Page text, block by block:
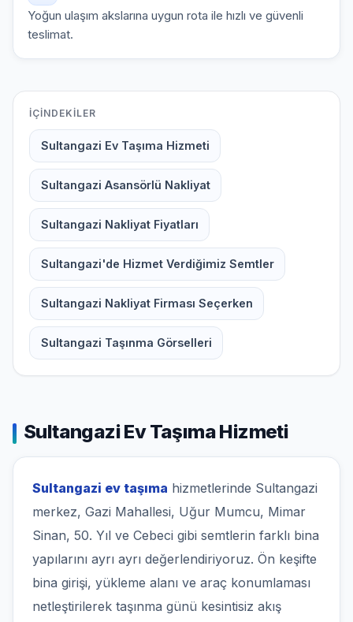
Yoğun ulaşım akslarına uygun rota ile hızlı ve güvenli
teslimat.
İÇINDEKILER
Sultangazi Ev Taşıma Hizmeti
Sultangazi Asansörlü Nakliyat
Sultangazi Nakliyat Fiyatları
Sultangazi'de Hizmet Verdiğimiz Semtler
Sultangazi Nakliyat Firması Seçerken
Sultangazi Taşınma Görselleri
Sultangazi Ev Taşıma Hizmeti
Sultangazi ev taşıma hizmetlerinde Sultangazi
merkez, Gazi Mahallesi, Uğur Mumcu, Mimar
Sinan, 50. Yıl ve Cebeci gibi semtlerin farklı bina
yapılarını ayrı ayrı değerlendiriyoruz. Ön keşifte
bina girişi, yükleme alanı ve araç konumlaması
netleştirilerek taşınma günü kesintisiz akış